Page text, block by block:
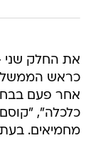
את החלק שני
כראש הממשלה
אחר פעם
כלכלה",
מחמיאים.